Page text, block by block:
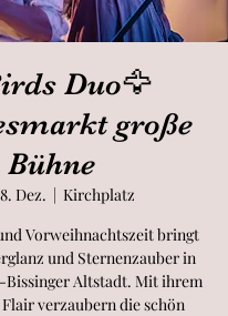
Duo🦅
große
Bühne
Dez.
  |
Kirchplatz
Vorweihnachtszeit bringt
und Sternenzauber in
Altstadt. Mit ihrem
verzaubern die schön